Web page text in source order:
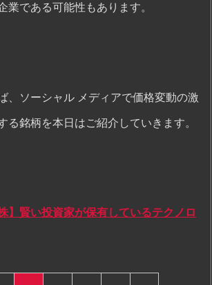
業である可能性もあります。
、ソーシャル メディアで価格変動の激
る銘柄を本日はご紹介していきます。
】賢い投資家が保有しているテクノロ